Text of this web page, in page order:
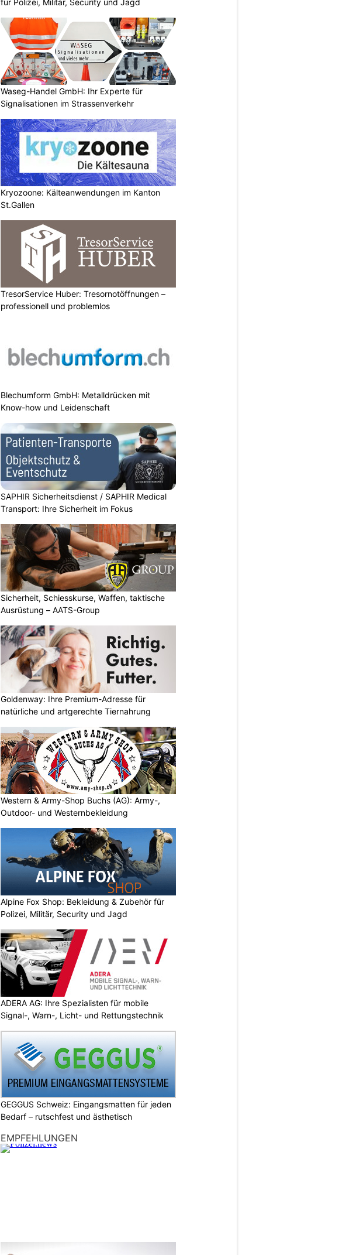
Waseg-Handel GmbH: Ihr Experte für
Signalisationen im Strassenverkehr
Kryozoone: Kälteanwendungen im Kanton
St.Gallen
TresorService Huber: Tresornotöffnungen –
professionell und problemlos
Blechumform GmbH: Metalldrücken mit
Know-how und Leidenschaft
SAPHIR Sicherheitsdienst / SAPHIR Medical
Transport: Ihre Sicherheit im Fokus
Sicherheit, Schiesskurse, Waffen, taktische
Ausrüstung – AATS-Group
Goldenway: Ihre Premium-Adresse für
natürliche und artgerechte Tiernahrung
Western & Army-Shop Buchs (AG): Army-,
Outdoor- und Westernbekleidung
Alpine Fox Shop: Bekleidung & Zubehör für
Polizei, Militär, Security und Jagd
ADERA AG: Ihre Spezialisten für mobile
Signal-, Warn-, Licht- und Rettungstechnik
GEGGUS Schweiz: Eingangsmatten für jeden
Bedarf – rutschfest und ästhetisch
EMPFEHLUNGEN